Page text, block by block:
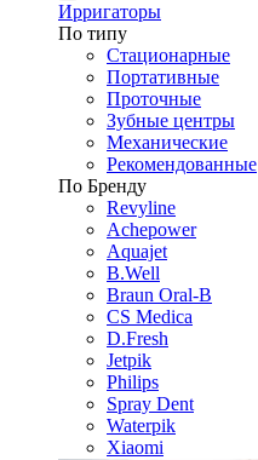
Ирригаторы
По типу
Стационарные
Портативные
Проточные
Зубные центры
Механические
Рекомендованные
По Бренду
Revyline
Achepower
Aquajet
B.Well
Braun Oral-B
CS Medica
D.Fresh
Jetpik
Philips
Spray Dent
Waterpik
Xiaomi